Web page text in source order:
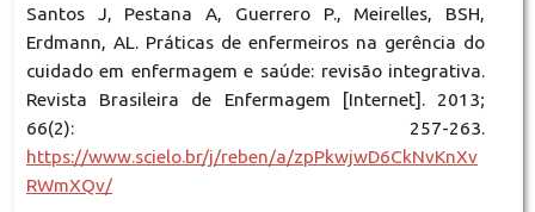
Santos J, Pestana A, Guerrero P., Meirelles, BSH,
Erdmann, AL. Práticas de enfermeiros na gerência do
cuidado em enfermagem e saúde: revisão integrativa.
Revista Brasileira de Enfermagem [Internet]. 2013;
66(2): 257-263.
https://www.scielo.br/j/reben/a/zpPkwjwD6CkNvKnXv
RWmXQv/